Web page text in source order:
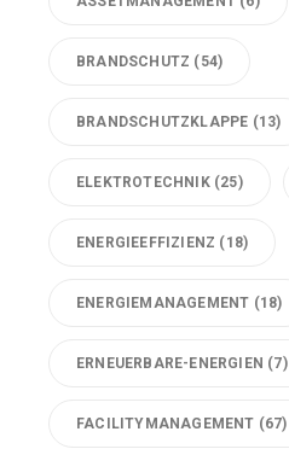
BRANDSCHUTZ (54)
BRANDSCHUTZKLAPPE (13)
ELEKTROTECHNIK(25)
ENERGIEEFFIZIENZ (18)
ENERGIEMANAGEMENT (18)
ERNEUERBARE-ENERGIEN (7)
FACILITYMANAGEMENT (67)